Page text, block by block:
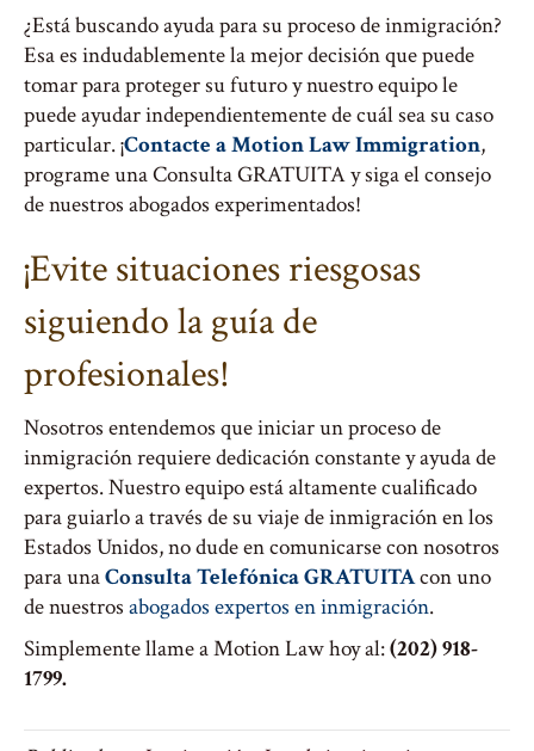
¿Está buscando ayuda para su proceso de inmigración?
Esa es indudablemente la mejor decisión que puede
tomar para proteger su futuro y nuestro equipo le
puede ayudar independientemente de cuál sea su caso
particular. ¡Contacte a Motion Law Immigration,
programe una Consulta GRATUITA y siga el consejo
de nuestros abogados experimentados!
¡Evite situaciones riesgosas
siguiendo la guía de
profesionales!
Nosotros entendemos que iniciar un proceso de
inmigración requiere dedicación constante y ayuda de
expertos. Nuestro equipo está altamente cualificado
para guiarlo a través de su viaje de inmigración en los
Estados Unidos, no dude en comunicarse con nosotros
para unaConsulta Telefónica GRATUITAcon uno
de nuestros abogados expertos en inmigración.
Simplemente llame a Motion Law hoy al:(202) 918-
1799.